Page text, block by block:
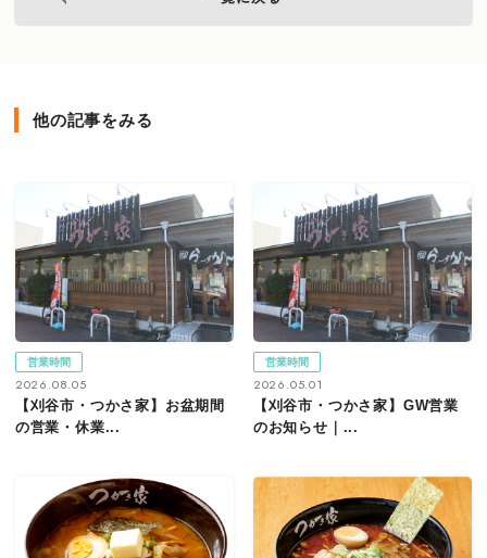
他の記事をみる
営業時間
2026.08.05
【刈谷市・つかさ家】お盆期間
の営業・休業...
営業時間
2026.05.01
【刈谷市・つかさ家】GW営業
のお知らせ｜...